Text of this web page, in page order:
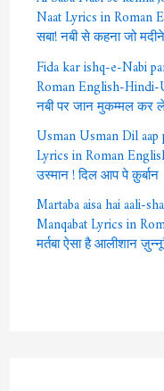
Naat Lyrics in Roman
सबा! नबी से कहना जो
Fida kar ishq-e-Nabi
Roman English-
नबी पर जान मुकम्मल कर
Usman Usman Dil
Lyrics in Roman
उस्मान ! दिल आप पे क़ुर्बान
Martaba aisa hai aali-
Manqabat Lyrics in
मर्तबा ऐसा है आलीशान